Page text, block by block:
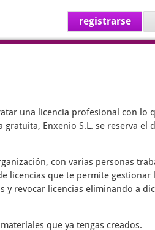
registrarse
una licencia profesional con lo
Enxenio S.L. se reserva el
con varias personas
licencias que te permite gestionar
y revocar licencias eliminando a
que ya tengas creados.